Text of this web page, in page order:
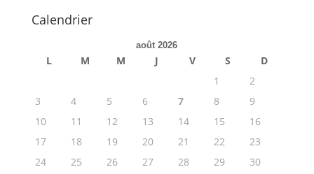
Calendrier
août 2026
L M M J V S
D
1
2
3
4 5 6 7 8
9
10
11 12 13 14 15
16
17
18 19 20 21 22
23
24
25 26 27 28 29
30